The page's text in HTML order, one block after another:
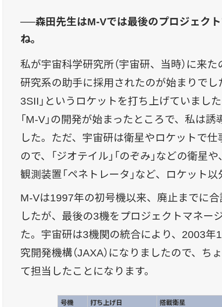
──森田先生はM-Vでは最後のプロジェク
ね。
私が宇宙科学研究所（宇宙研、当時）に来
研究系の助手に採用されたのが始まりでし
3SII」というロケットを打ち上げていまし
「M-V」の開発が始まったところで、私は
した。ただ、宇宙研は衛星やロケットで
ので、「ジオテイル」「のぞみ」などの衛星
観測装置「ペネトレータ」など、ロケット
M-Vは1997年の初号機以来、廃止までに
したが、最後の3機をプロジェクトマネー
た。宇宙研は3機関の統合により、2003年
究開発機構（JAXA）になりましたので、ち
て担当したことになります。
号機 打ち上げ日
搭載衛星